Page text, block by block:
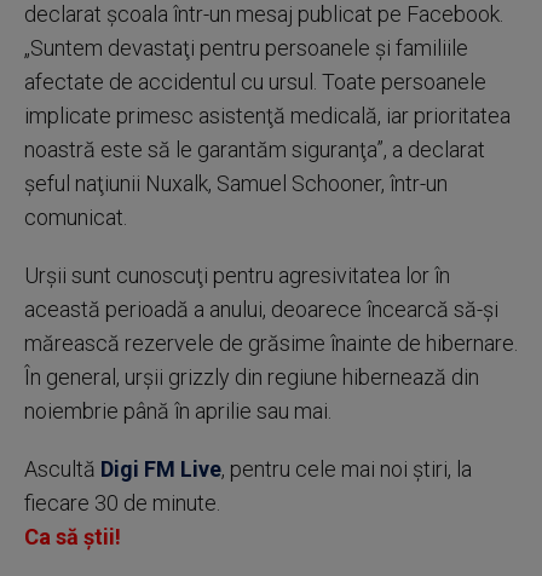
declarat şcoala într-un mesaj publicat pe Facebook.
„Suntem devastaţi pentru persoanele şi familiile
afectate de accidentul cu ursul. Toate persoanele
implicate primesc asistenţă medicală, iar prioritatea
noastră este să le garantăm siguranţa”, a declarat
şeful naţiunii Nuxalk, Samuel Schooner, într-un
comunicat.
Urşii sunt cunoscuţi pentru agresivitatea lor în
această perioadă a anului, deoarece încearcă să-şi
mărească rezervele de grăsime înainte de hibernare.
În general, urşii grizzly din regiune hibernează din
noiembrie până în aprilie sau mai.
Ascultă Digi FM Live, pentru cele mai noi știri, la
fiecare 30 de minute.
Ca să știi!